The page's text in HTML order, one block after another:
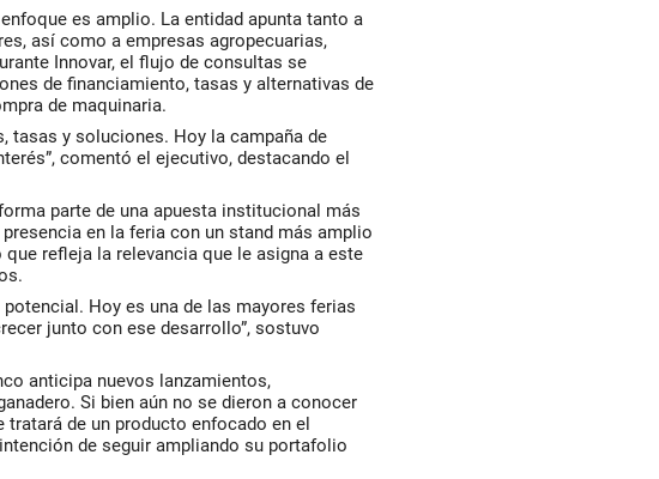
es amplio. La entidad apunta tanto a
así como a empresas agropecuarias,
Innovar, el flujo de consultas se
de financiamiento, tasas y alternativas de
de maquinaria.
tasas y soluciones. Hoy la campaña de
comentó el ejecutivo, destacando el
parte de una apuesta institucional más
en la feria con un stand más amplio
refleja la relevancia que le asigna a este
Hoy es una de las mayores ferias
junto con ese desarrollo”, sostuvo
anticipa nuevos lanzamientos,
Si bien aún no se dieron a conocer
de un producto enfocado en el
de seguir ampliando su portafolio